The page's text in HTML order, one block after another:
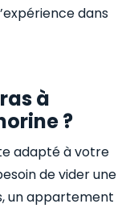
dans
à
?
adapté à votre
de vider une
un appartement